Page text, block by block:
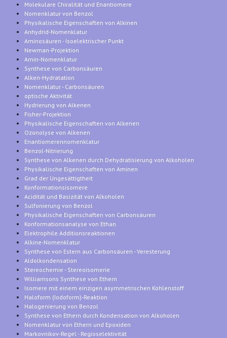
Molekulare Chiralität und Enantiomere
Nomenklatur von Benzol
Physikalische Eigenschaften von Alkinen
Anhydrid-Nomenklatur
Aminosäuren - Isoelektrischer Punkt
Newman-Projektion
Amin-Nomenklatur
Synthese von Carbonsäuren
Alken-Hydratation
Nomenklatur - Carbonsäuren
optische Aktivität
Hydrierung von Alkenen
Fisher-Projektion
Physikalische Eigenschaften von Alkenen
Ozonolyse von Alkenen
Enantiomerennomenklatur
Benzol-Nitrierung
Synthese von Alkenen durch Dehydratisierung von Alkoholen
Physikalische Eigenschaften von Aminen
Grad der Ungesättigtheit
Konformationsisomere
Acidität und Basizität von Alkoholen
Sulfonierung von Benzol
Physikalische Eigenschaften von Carbonsäuren
Konformationsanalyse von Ethan
Elektrophile Additionsreaktionen
Alkine-Nomenklatur
Synthese von Estern aus Carbonsäuren - Veresterung
Aldolkondensation
Stereochemie - Stereoisomerie
Williamsons Synthese von Ethern
Isomere mit einem einzigen asymmetrischen Kohlenstoff
Haloform (Iodoform)-Reaktion
Halogenierung von Benzol
Synthese von Ethern durch Kondensation von Alkoholen
Nomenklatur von Ethern und Epoxiden
Markovnikov-Regel - Regioselektivität